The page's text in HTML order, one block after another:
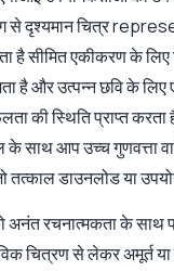
से दृश्यमान चित्र
है सीमित एकीकरण के लिए
है और उत्पन्न छवि के
की स्थिति प्राप्त
साथ आप उच्च गुणवत्ता
तत्काल डाउनलोड या
अनंत रचनात्मकता के साथ
चित्रण से लेकर अमूर्त